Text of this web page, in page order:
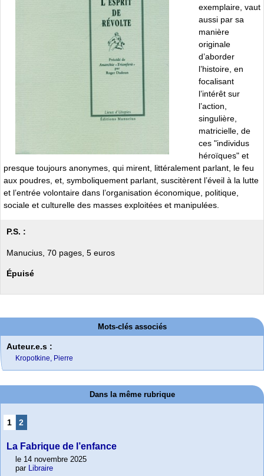
exemplaire, vaut
aussi par sa
manière
originale
d’aborder
l’histoire, en
focalisant
l’intérêt sur
l’action,
singulière,
matricielle, de
ces "individus
héroïques" et
presque toujours anonymes, qui mirent, littéralement parlant, le feu
aux poudres, et, symboliquement parlant, suscitèrent l’éveil à la lutte
et l’entrée volontaire dans l’organisation économique, politique,
sociale et culturelle des masses exploitées et manipulées.
P.S. :
Manucius, 70 pages, 5 euros
Épuisé
Mots-clés associés
Auteur.e.s :
Kropotkine, Pierre
Dans la même rubrique
1 2
La Fabrique de l’enfance
le 14 novembre 2025
par Libraire